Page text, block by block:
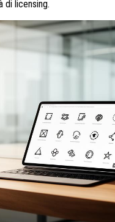
di licensing.